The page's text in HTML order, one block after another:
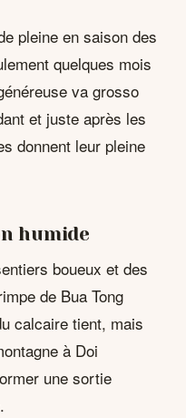
pleine en saison des
quelques mois
va grosso
et juste après les
donnent leur pleine
humide
boueux et des
de Bua Tong
calcaire tient, mais
à Doi
une sortie